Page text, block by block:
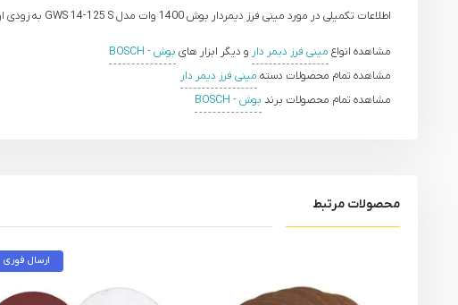
اطلاعات تکمیلی در مورد مینی فرز دیمردار بوش 1400 وات مدل GWS 14-125 S به زودی ارائه خواهد شد.
مشاهده انواع مینی فرز دیمر دار و دیگر ابزار های بوش - BOSCH
مشاهده تمام محصولات دسته مینی فرز دیمر دار
مشاهده تمام محصولات برند بوش - BOSCH
محصولات مرتبط
ارسال فوری